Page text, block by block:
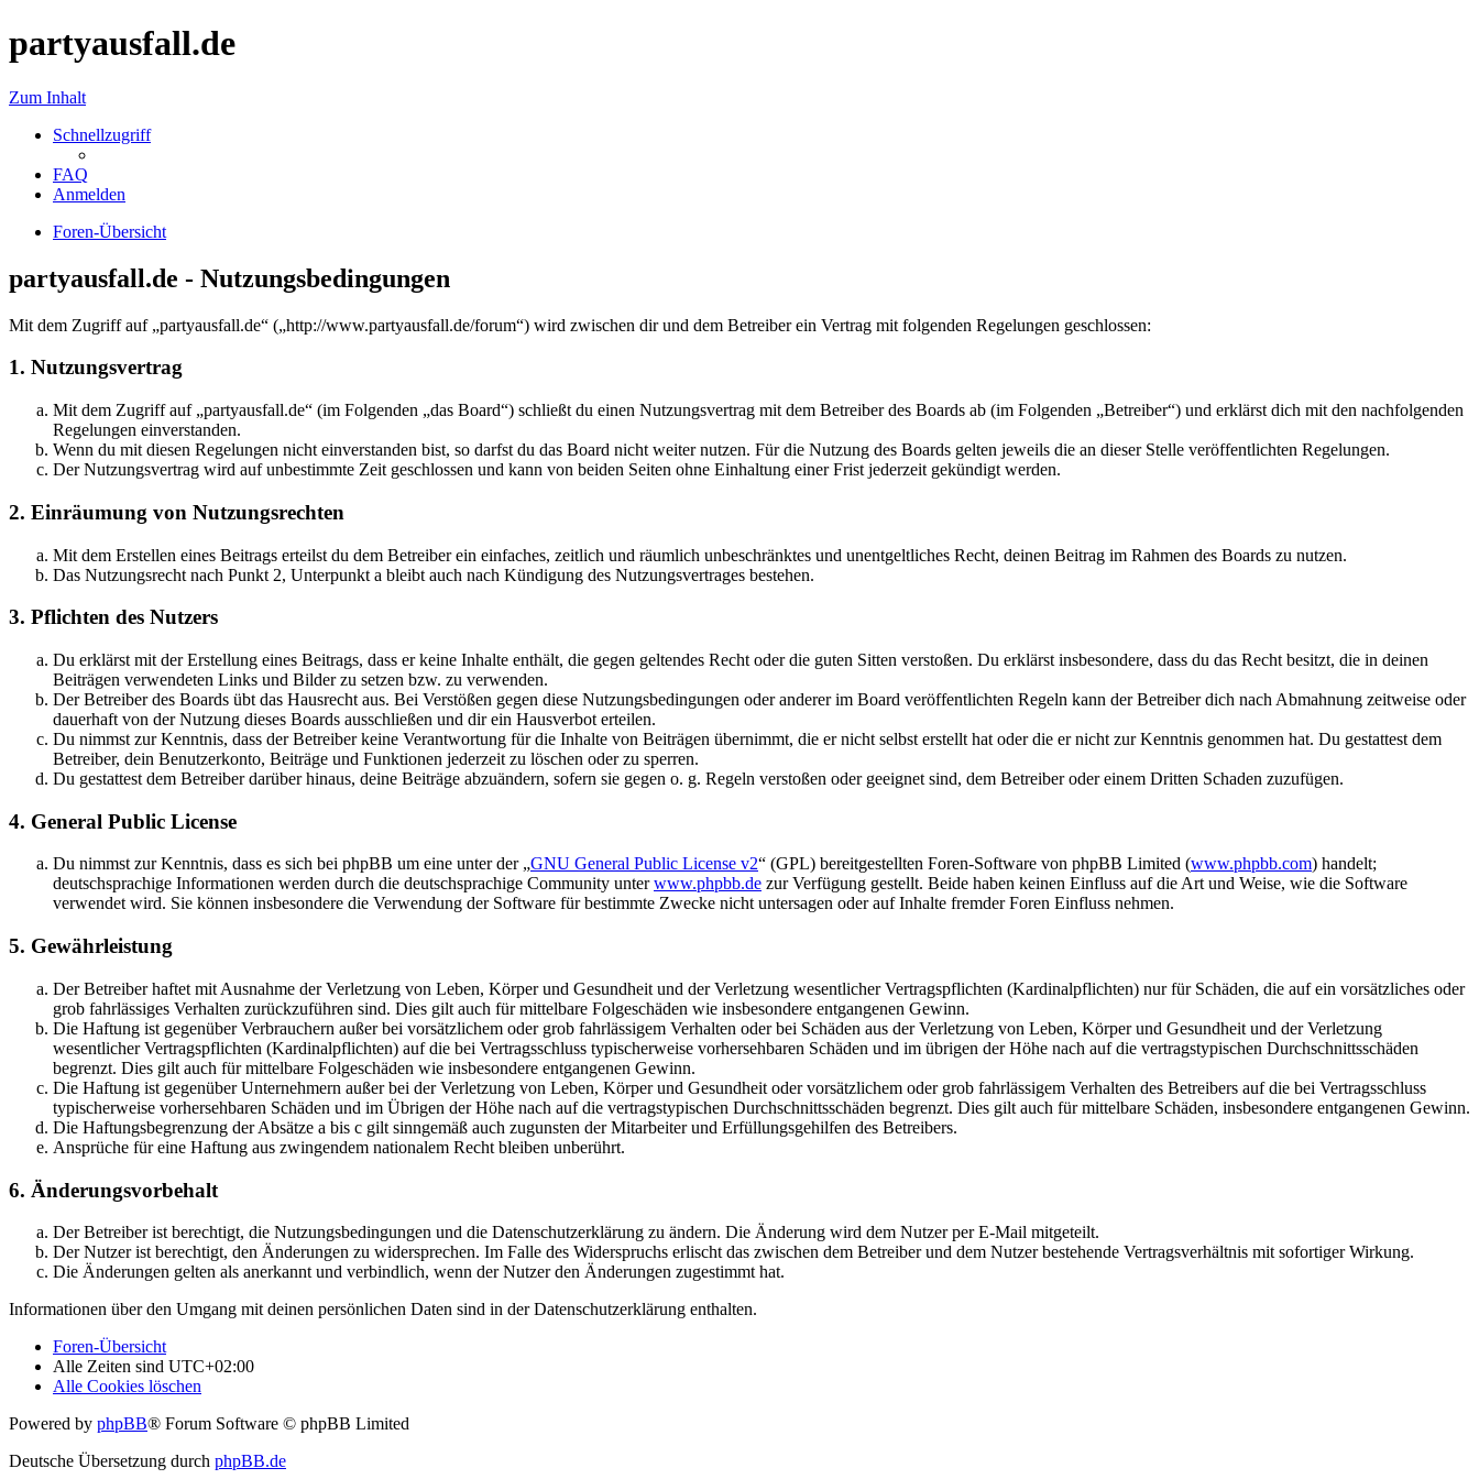
partyausfall.de
Zum Inhalt
Schnellzugriff
FAQ
Anmelden
Foren-Übersicht
partyausfall.de - Nutzungsbedingungen
Mit dem Zugriff auf „partyausfall.de“ („http://www.partyausfall.de/forum“) wird zwischen dir und dem Betreiber ein Vertrag mit folgenden Regelungen geschlossen:
1. Nutzungsvertrag
Mit dem Zugriff auf „partyausfall.de“ (im Folgenden „das Board“) schließt du einen Nutzungsvertrag mit dem Betreiber des Boards ab (im Folgenden „Betreiber“) und erklärst dich mit den nachfolgenden
Regelungen einverstanden.
Wenn du mit diesen Regelungen nicht einverstanden bist, so darfst du das Board nicht weiter nutzen. Für die Nutzung des Boards gelten jeweils die an dieser Stelle veröffentlichten Regelungen.
Der Nutzungsvertrag wird auf unbestimmte Zeit geschlossen und kann von beiden Seiten ohne Einhaltung einer Frist jederzeit gekündigt werden.
2. Einräumung von Nutzungsrechten
Mit dem Erstellen eines Beitrags erteilst du dem Betreiber ein einfaches, zeitlich und räumlich unbeschränktes und unentgeltliches Recht, deinen Beitrag im Rahmen des Boards zu nutzen.
Das Nutzungsrecht nach Punkt 2, Unterpunkt a bleibt auch nach Kündigung des Nutzungsvertrages bestehen.
3. Pflichten des Nutzers
Du erklärst mit der Erstellung eines Beitrags, dass er keine Inhalte enthält, die gegen geltendes Recht oder die guten Sitten verstoßen. Du erklärst insbesondere, dass du das Recht besitzt, die in deinen
Beiträgen verwendeten Links und Bilder zu setzen bzw. zu verwenden.
Der Betreiber des Boards übt das Hausrecht aus. Bei Verstößen gegen diese Nutzungsbedingungen oder anderer im Board veröffentlichten Regeln kann der Betreiber dich nach Abmahnung zeitweise oder
dauerhaft von der Nutzung dieses Boards ausschließen und dir ein Hausverbot erteilen.
Du nimmst zur Kenntnis, dass der Betreiber keine Verantwortung für die Inhalte von Beiträgen übernimmt, die er nicht selbst erstellt hat oder die er nicht zur Kenntnis genommen hat. Du gestattest dem
Betreiber, dein Benutzerkonto, Beiträge und Funktionen jederzeit zu löschen oder zu sperren.
Du gestattest dem Betreiber darüber hinaus, deine Beiträge abzuändern, sofern sie gegen o. g. Regeln verstoßen oder geeignet sind, dem Betreiber oder einem Dritten Schaden zuzufügen.
4. General Public License
Du nimmst zur Kenntnis, dass es sich bei phpBB um eine unter der „GNU General Public License v2“ (GPL) bereitgestellten Foren-Software von phpBB Limited (www.phpbb.com) handelt;
deutschsprachige Informationen werden durch die deutschsprachige Community unterwww.phpbb.de zur Verfügung gestellt. Beide haben keinen Einfluss auf die Art und Weise, wie die Software
verwendet wird. Sie können insbesondere die Verwendung der Software für bestimmte Zwecke nicht untersagen oder auf Inhalte fremder Foren Einfluss nehmen.
5. Gewährleistung
Der Betreiber haftet mit Ausnahme der Verletzung von Leben, Körper und Gesundheit und der Verletzung wesentlicher Vertragspflichten (Kardinalpflichten) nur für Schäden, die auf ein vorsätzliches oder
grob fahrlässiges Verhalten zurückzuführen sind. Dies gilt auch für mittelbare Folgeschäden wie insbesondere entgangenen Gewinn.
Die Haftung ist gegenüber Verbrauchern außer bei vorsätzlichem oder grob fahrlässigem Verhalten oder bei Schäden aus der Verletzung von Leben, Körper und Gesundheit und der Verletzung
wesentlicher Vertragspflichten (Kardinalpflichten) auf die bei Vertragsschluss typischerweise vorhersehbaren Schäden und im übrigen der Höhe nach auf die vertragstypischen Durchschnittsschäden
begrenzt. Dies gilt auch für mittelbare Folgeschäden wie insbesondere entgangenen Gewinn.
Die Haftung ist gegenüber Unternehmern außer bei der Verletzung von Leben, Körper und Gesundheit oder vorsätzlichem oder grob fahrlässigem Verhalten des Betreibers auf die bei Vertragsschluss
typischerweise vorhersehbaren Schäden und im Übrigen der Höhe nach auf die vertragstypischen Durchschnittsschäden begrenzt. Dies gilt auch für mittelbare Schäden, insbesondere entgangenen Gewinn.
Die Haftungsbegrenzung der Absätze a bis c gilt sinngemäß auch zugunsten der Mitarbeiter und Erfüllungsgehilfen des Betreibers.
Ansprüche für eine Haftung aus zwingendem nationalem Recht bleiben unberührt.
6. Änderungsvorbehalt
Der Betreiber ist berechtigt, die Nutzungsbedingungen und die Datenschutzerklärung zu ändern. Die Änderung wird dem Nutzer per E-Mail mitgeteilt.
Der Nutzer ist berechtigt, den Änderungen zu widersprechen. Im Falle des Widerspruchs erlischt das zwischen dem Betreiber und dem Nutzer bestehende Vertragsverhältnis mit sofortiger Wirkung.
Die Änderungen gelten als anerkannt und verbindlich, wenn der Nutzer den Änderungen zugestimmt hat.
Informationen über den Umgang mit deinen persönlichen Daten sind in der Datenschutzerklärung enthalten.
Foren-Übersicht
Alle Zeiten sind UTC+02:00
Alle Cookies löschen
Powered by phpBB® Forum Software © phpBB Limited
Deutsche Übersetzung durch phpBB.de